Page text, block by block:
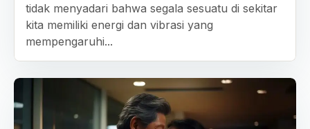
tidak menyadari bahwa segala sesuatu di sekitar
kita memiliki energi dan vibrasi yang
mempengaruhi...